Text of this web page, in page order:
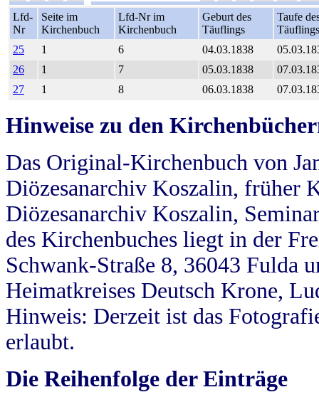
Lfd-
Nr
Seite im
Kirchenbuch
Lfd-Nr im
Kirchenbuch
Geburt des
Täuflings
Taufe
Täuflings
25
1 6 04.03.1838
26
1 7 05.03.1838
27
1 8 06.03.1838
Hinweise zu den
Das Original-Kirchenbuch von
Diözesanarchiv Koszalin, früher
Diözesanarchiv Koszalin,
des Kirchenbuches liegt in der
Schwank-Straße 8, 36043 Fulda
Heimatkreises Deutsch Krone,
Hinweis: Derzeit ist das
erlaubt.
Die Reihenfolge der Einträge